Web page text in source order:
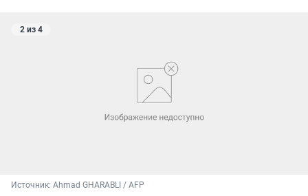
2 из 4
Источник: Ahmad GHARABLI / AFP